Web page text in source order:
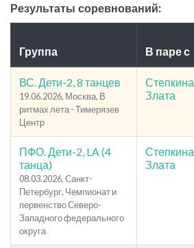
Результаты соревнований:
Группа В паре с
ВС. Дети-2, 8 танцев
19.06.2026, Москва, В
ритмах лета - Тимерязев
Центр
Степкина
Злата
ПФО. Дети-2, LA (4
танца)
08.03.2026, Санкт-
Петербург, Чемпионат и
первенство Северо-
Западного федерального
округа
Степкина
Злата